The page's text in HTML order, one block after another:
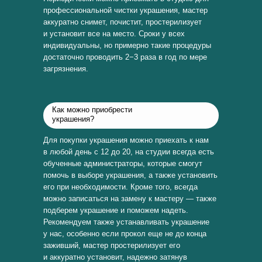
профессиональной чистки украшения, мастер
аккуратно снимет, почистит, простерилизует
и установит все на место. Сроки у всех
индивидуальны, но примерно такие процедуры
достаточно проводить 2−3 раза в год по мере
загрязнения.
Как можно приобрести
украшения?
Для покупки украшения можно приехать к нам
в любой день с 12 до 20, на студии всегда есть
обученные администраторы, которые смогут
помочь в выборе украшения, а также установить
его при необходимости. Кроме того, всегда
можно записаться на замену к мастеру — также
подберем украшение и поможем надеть.
Рекомендуем также устанавливать украшение
у нас, особенно если прокол еще не до конца
заживший, мастер простерилизует его
и аккуратно установит, надежно затянув